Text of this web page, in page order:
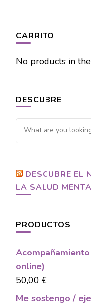
CARRITO
No products in
DESCUBRE
Looking
for
DESCUBRE EL
LA SALUD
PRODUCTOS
online)
50,00 €
Me sostengo /